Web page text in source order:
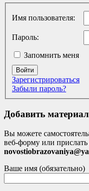
Имя пользователя:
Пароль:
Запомнить меня
Войти
Зарегистрироваться
Забыли пароль?
Добавить материал
Вы можете
веб-форму или
Ваше имя (обязательно)